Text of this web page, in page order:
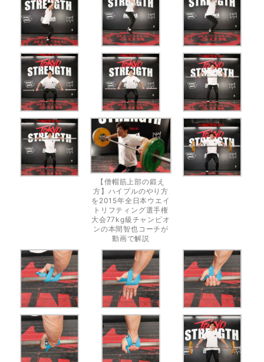
【僧帽筋上部の鍛え
方】ハイプルのやり方
を2015年全日本ウエイ
トリフティング選手権
大会77kg級チャンピオ
ンの本間智也コーチが
動画で解説